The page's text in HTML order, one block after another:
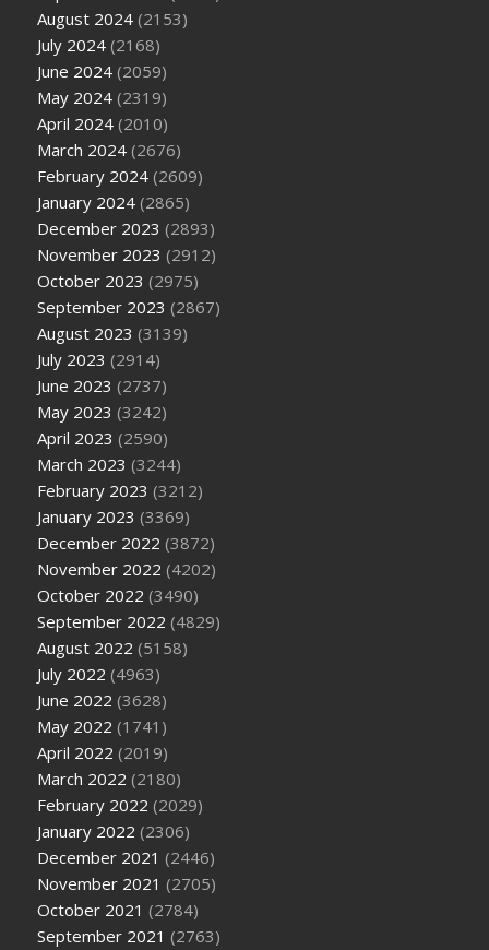
August 2024 (2153)
July 2024 (2168)
June 2024 (2059)
May 2024 (2319)
April 2024 (2010)
March 2024 (2676)
February 2024 (2609)
January 2024 (2865)
December 2023 (2893)
November 2023 (2912)
October 2023 (2975)
September 2023 (2867)
August 2023 (3139)
July 2023 (2914)
June 2023 (2737)
May 2023 (3242)
April 2023 (2590)
March 2023 (3244)
February 2023 (3212)
January 2023 (3369)
December 2022 (3872)
November 2022 (4202)
October 2022 (3490)
September 2022 (4829)
August 2022 (5158)
July 2022 (4963)
June 2022 (3628)
May 2022 (1741)
April 2022 (2019)
March 2022 (2180)
February 2022 (2029)
January 2022 (2306)
December 2021 (2446)
November 2021 (2705)
October 2021 (2784)
September 2021 (2763)